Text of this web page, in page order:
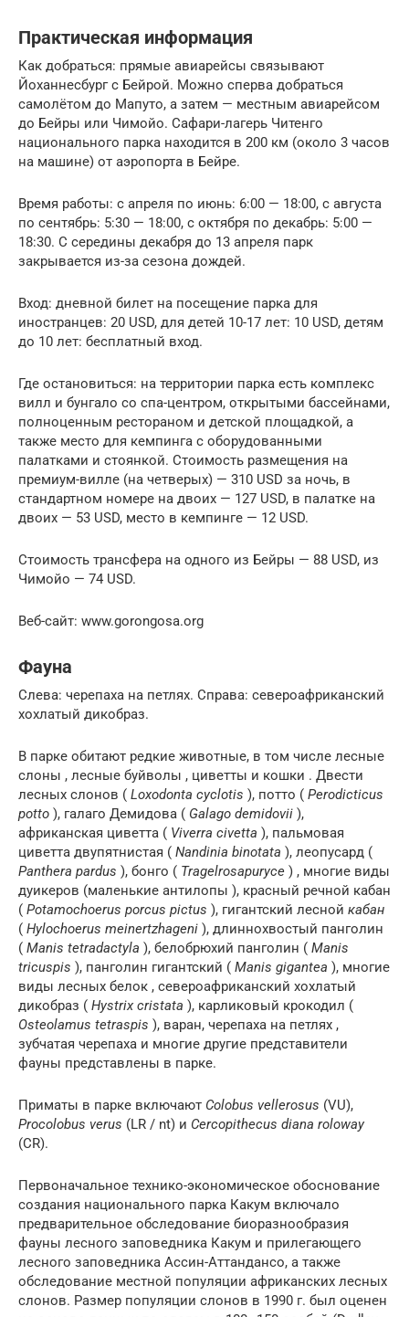
Практическая информация
Как добраться: прямые авиарейсы связывают
Йоханнесбург с Бейрой. Можно сперва добраться
самолётом до Мапуто, а затем — местным авиарейсом
до Бейры или Чимойо. Сафари-лагерь Читенго
национального парка находится в 200 км (около 3 часов
на машине) от аэропорта в Бейре.
Время работы: с апреля по июнь: 6:00 — 18:00, с августа
по сентябрь: 5:30 — 18:00, с октября по декабрь: 5:00 —
18:30. С середины декабря до 13 апреля парк
закрывается из-за сезона дождей.
Вход: дневной билет на посещение парка для
иностранцев: 20 USD, для детей 10-17 лет: 10 USD, детям
до 10 лет: бесплатный вход.
Где остановиться: на территории парка есть комплекс
вилл и бунгало со спа-центром, открытыми бассейнами,
полноценным рестораном и детской площадкой, а
также место для кемпинга с оборудованными
палатками и стоянкой. Стоимость размещения на
премиум-вилле (на четверых) — 310 USD за ночь, в
стандартном номере на двоих — 127 USD, в палатке на
двоих — 53 USD, место в кемпинге — 12 USD.
Стоимость трансфера на одного из Бейры — 88 USD, из
Чимойо — 74 USD.
Веб-сайт: www.gorongosa.org
Фауна
Слева: черепаха на петлях. Справа: североафриканский
хохлатый дикобраз.
В парке обитают редкие животные, в том числе лесные
слоны , лесные буйволы , циветты и кошки . Двести
лесных слонов ( Loxodonta cyclotis ), потто ( Perodicticus
potto ), галаго Демидова ( Galago demidovii ),
африканская циветта ( Viverra civetta ), пальмовая
циветта двупятнистая ( Nandinia binotata ), леопусард (
Panthera pardus ), бонго ( Tragelrosapuryce ) , многие виды
дуикеров (маленькие антилопы ), красный речной кабан
( Potamochoerus porcus pictus ), гигантский лесной кабан
( Hylochoerus meinertzhageni ), длиннохвостый панголин
( Manis tetradactyla ), белобрюхий панголин ( Manis
tricuspis ), панголин гигантский ( Manis gigantea ), многие
виды лесных белок , североафриканский хохлатый
дикобраз ( Hystrix cristata ), карликовый крокодил (
Osteolamus tetraspis ), варан, черепаха на петлях ,
зубчатая черепаха и многие другие представители
фауны представлены в парке.
Приматы в парке включают Colobus vellerosus (VU),
Procolobus verus (LR / nt) и Cercopithecus diana roloway
(CR).
Первоначальное технико-экономическое обоснование
создания национального парка Какум включало
предварительное обследование биоразнообразия
фауны лесного заповедника Какум и прилегающего
лесного заповедника Ассин-Аттандансо, а также
обследование местной популяции африканских лесных
слонов. Размер популяции слонов в 1990 г. был оценен